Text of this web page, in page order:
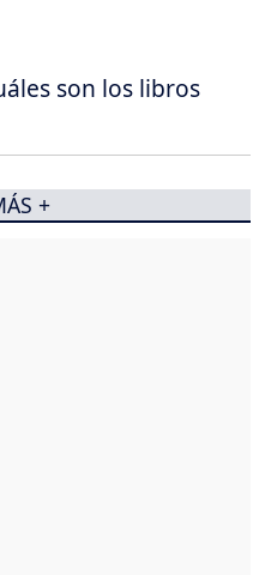
son los libros
+